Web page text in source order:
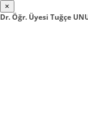
×
Dr. Öğr. Üyesi Tuğçe